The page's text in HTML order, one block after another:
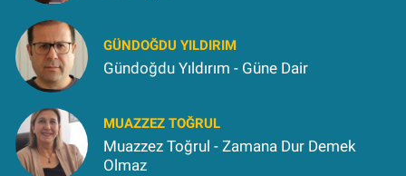
GÜNDOĞDU YILDIRIM
Gündoğdu Yıldırım - Güne Dair
MUAZZEZ TOĞRUL
Muazzez Toğrul - Zamana Dur Demek
Olmaz